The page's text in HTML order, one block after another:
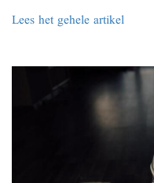
Lees het gehele artikel